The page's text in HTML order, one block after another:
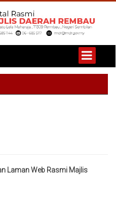
Laman Web Rasmi Majlis